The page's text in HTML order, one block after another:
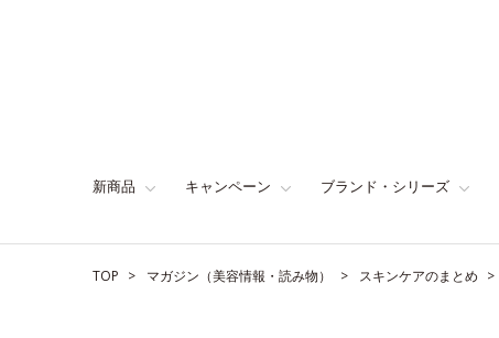
新商品 キャンペーン ブランド・シリーズ
TOP マガジン（美容情報・読み物） スキンケアのまとめ